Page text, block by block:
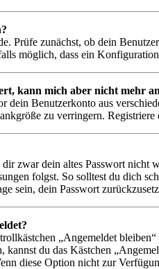
Prüfe zunächst, ob dein
möglich, dass ein
kann mich aber nicht mehr
dein Benutzerkonto aus
zu verringern.
zwar dein altes Passwort nicht
folgst. So solltest du dich
sein, dein Passwort
„Angemeldet
kannst du das Kästchen
diese Option nicht zur